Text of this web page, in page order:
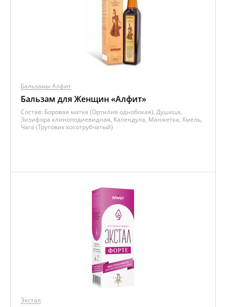
Бальзамы Алфит
Бальзам для Женщин «Алфит»
Состав: Боровая матка (Ортилия однобокая), Душица,
Зизифора клиноподиевидная, Календула, Манжетка, Хмель,
Чага (Трутовик косотрубчатый)
Экстал